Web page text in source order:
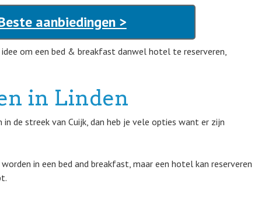
aanbiedingen >
om een bed & breakfast danwel hotel te reserveren,
in Linden
de streek van Cuijk, dan heb je vele opties want er zijn
in een bed and breakfast, maar een hotel kan reserveren